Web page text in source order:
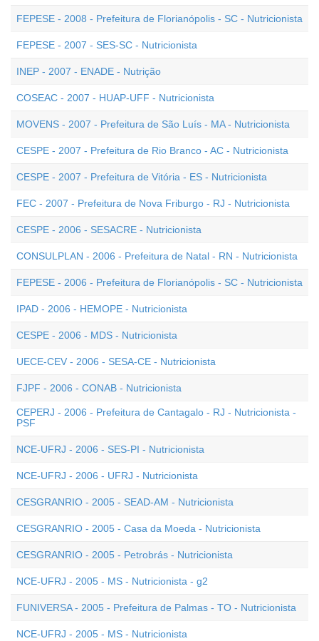
FEPESE - 2008 - Prefeitura de Florianópolis - SC - Nutricionista
FEPESE - 2007 - SES-SC - Nutricionista
INEP - 2007 - ENADE - Nutrição
COSEAC - 2007 - HUAP-UFF - Nutricionista
MOVENS - 2007 - Prefeitura de São Luís - MA - Nutricionista
CESPE - 2007 - Prefeitura de Rio Branco - AC - Nutricionista
CESPE - 2007 - Prefeitura de Vitória - ES - Nutricionista
FEC - 2007 - Prefeitura de Nova Friburgo - RJ - Nutricionista
CESPE - 2006 - SESACRE - Nutricionista
CONSULPLAN - 2006 - Prefeitura de Natal - RN - Nutricionista
FEPESE - 2006 - Prefeitura de Florianópolis - SC - Nutricionista
IPAD - 2006 - HEMOPE - Nutricionista
CESPE - 2006 - MDS - Nutricionista
UECE-CEV - 2006 - SESA-CE - Nutricionista
FJPF - 2006 - CONAB - Nutricionista
CEPERJ - 2006 - Prefeitura de Cantagalo - RJ - Nutricionista -
PSF
NCE-UFRJ - 2006 - SES-PI - Nutricionista
NCE-UFRJ - 2006 - UFRJ - Nutricionista
CESGRANRIO - 2005 - SEAD-AM - Nutricionista
CESGRANRIO - 2005 - Casa da Moeda - Nutricionista
CESGRANRIO - 2005 - Petrobrás - Nutricionista
NCE-UFRJ - 2005 - MS - Nutricionista - g2
FUNIVERSA - 2005 - Prefeitura de Palmas - TO - Nutricionista
NCE-UFRJ - 2005 - MS - Nutricionista